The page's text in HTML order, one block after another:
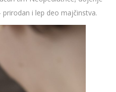
i lep deo majčinstva.